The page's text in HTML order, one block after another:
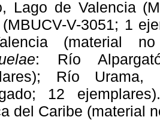
Lago de Valencia
V-3051; 1
(material
:
Río
Río
12
del Caribe (material